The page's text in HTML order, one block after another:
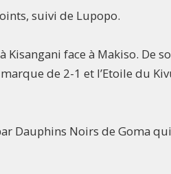
suivi de Lupopo.
Kisangani face à Makiso. De
de 2-1 et l’Etoile du
Dauphins Noirs de Goma